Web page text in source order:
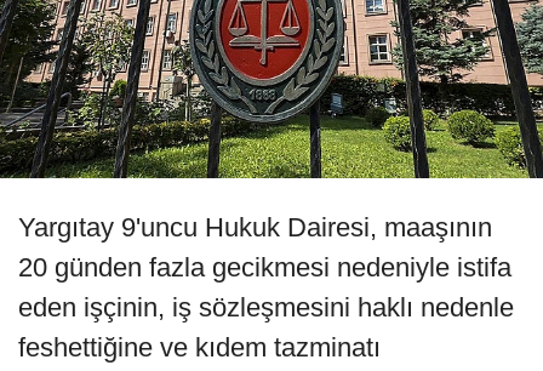
Yargıtay 9'uncu Hukuk Dairesi, maaşının
20 günden fazla gecikmesi nedeniyle istifa
eden işçinin, iş sözleşmesini haklı nedenle
feshettiğine ve kıdem tazminatı